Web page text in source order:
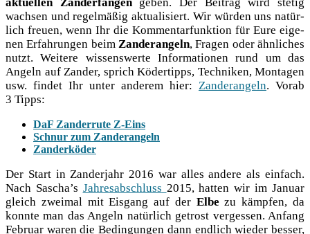
wach­sen und regel­mä­ßig aktua­li­siert. Wir wür­den uns natür­
lich freu­en, wenn Ihr die Kom­men­tar­funk­ti­on für Eure eige­
nen Erfah­run­gen beim Zan­der­an­geln, Fra­gen oder ähn­li­ches
nutzt. Wei­te­re wis­sens­wer­te Infor­ma­tio­nen rund um das
Angeln auf Zan­der, sprich Köder­tipps, Tech­ni­ken, Mon­ta­gen
usw. fin­det Ihr unter ande­rem hier: Zan­der­an­geln. Vor­ab
3 Tipps:
DaF Zan­der­ru­te Z‑Eins
Schnur zum Zanderangeln
Zan­der­kö­der
Der Start in Zan­der­jahr 2016 war alles ande­re als ein­fach.
Nach Sascha’s Jah­res­ab­schluss 2015, hat­ten wir im Janu­ar
gleich zwei­mal mit Eis­gang auf der Elbe zu kämp­fen, da
konn­te man das Angeln natür­lich getrost ver­ges­sen. Anfang
Febru­ar waren die Bedin­gun­gen dann end­lich wie­der bes­ser,